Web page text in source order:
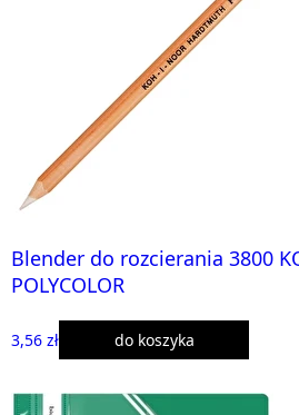
Blender do rozcierania 3800
POLYCOLOR
3,56 zł do koszyka